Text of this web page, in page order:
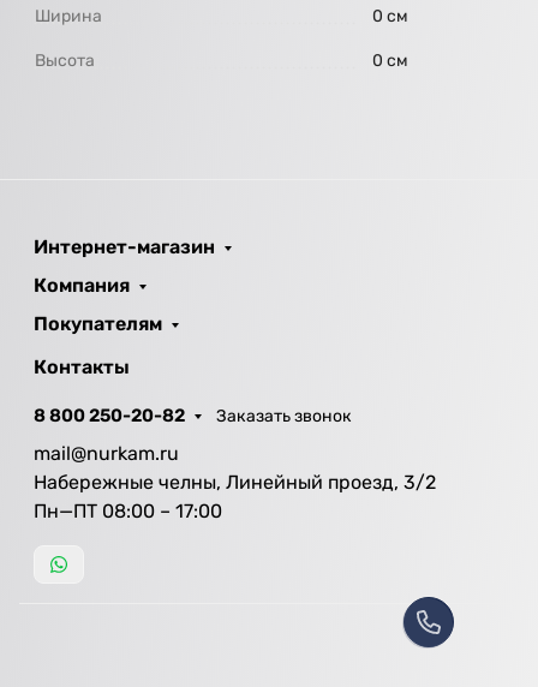
Ширина 0 см
Высота 0 см
Интернет-магазин
Компания
Покупателям
Контакты
8 800 250-20-82 Заказать звонок
mail@nurkam.ru
Набережные челны, Линейный проезд, 3/2
Пн—ПТ 08:00 – 17:00